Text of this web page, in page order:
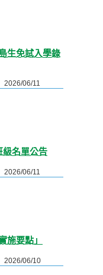
生免試入學錄
2026/06/11
級名單公告
2026/06/11
施要點」
2026/06/10